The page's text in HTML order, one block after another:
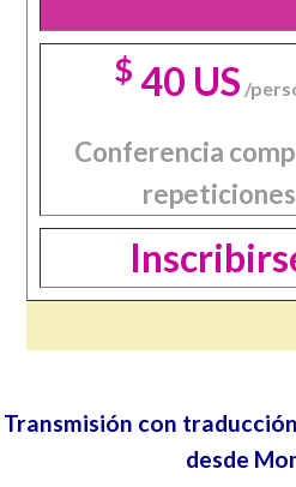
$ 40 US /
Conferencia
repeticiones
Transmisión con
desde